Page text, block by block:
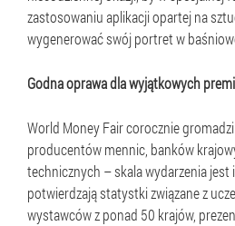
zastosowaniu aplikacji opartej na
wygenerować swój portret w
Godna oprawa dla wyjątkowych
World Money Fair corocznie
producentów mennic, banków
technicznych – skala wydarzenia jest
potwierdzają statystki związane z
wystawców z ponad 50 krajów,